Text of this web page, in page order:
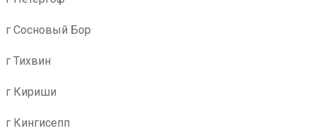
г Сосновый Бор
г Тихвин
г Кириши
г Кингисепп